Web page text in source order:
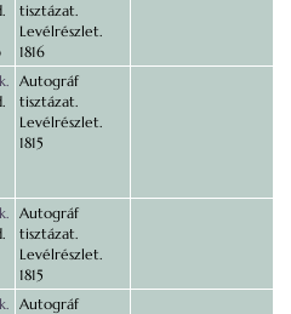
tisztázat.
Levélrészlet.
1816
Autográf
tisztázat.
Levélrészlet.
1815
Autográf
tisztázat.
Levélrészlet.
1815
Autográf